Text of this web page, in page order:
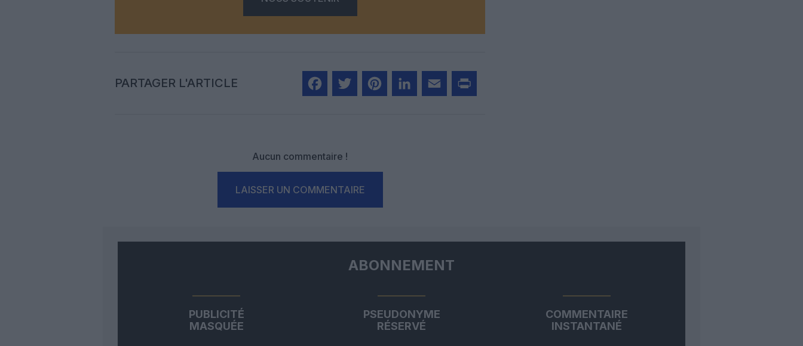
PARTAGER L'ARTICLE
Aucun commentaire !
LAISSER UN COMMENTAIRE
ABONNEMENT
PUBLICITÉ
MASQUÉE
PSEUDONYME
RÉSERVÉ
COMMENTAIRE
INSTANTANÉ